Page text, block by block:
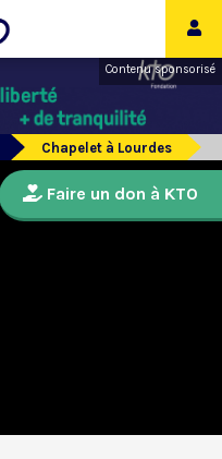
Contenu sponsorisé
Chapelet à Lourdes
Faire un don à KTO